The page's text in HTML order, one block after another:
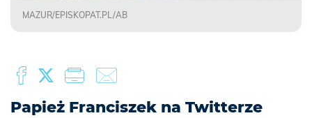
MAZUR/EPISKOPAT.PL/AB
Papież Franciszek na Twitterze